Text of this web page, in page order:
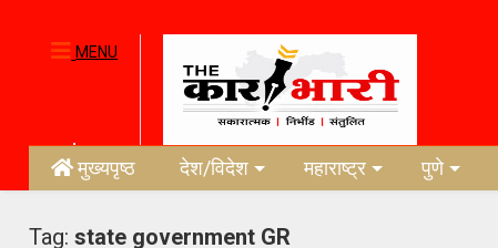
MENU
मुख्यपृष्ठ देश/विदेश महाराष्ट्र पुणे
Tag:state government GR